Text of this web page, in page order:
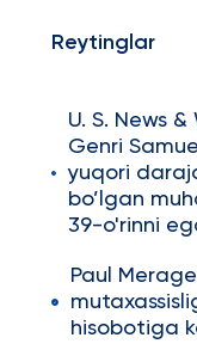
Reytinglar
U. S. News
Genri
yuqori
bo’lgan
39-o'rinni
Paul
hisobotiga